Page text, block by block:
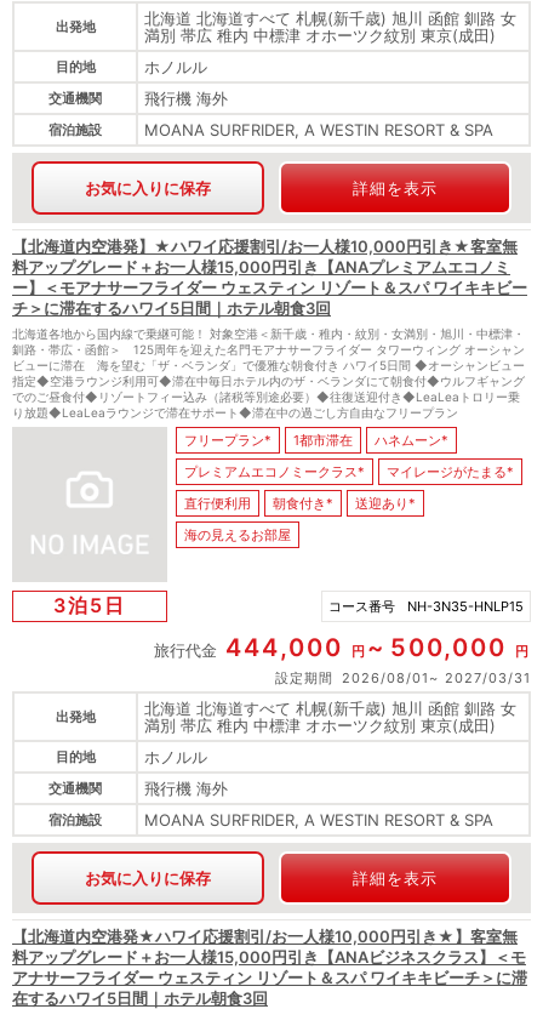
出発地
北海道 北海道すべて 札幌(新千歳) 旭川 函館 釧路 女
満別 帯広 稚内 中標津 オホーツク紋別 東京(成田)
目的地 ホノルル
交通機関 飛行機 海外
宿泊施設 MOANA SURFRIDER, A WESTIN RESORT & SPA
お気に入りに保存 詳細を表示
【北海道内空港発】★ハワイ応援割引/お一人様10,000円引き★客室無
料アップグレード＋お一人様15,000円引き【ANAプレミアムエコノミ
ー】＜モアナサーフライダー ウェスティン リゾート＆スパ ワイキキビー
チ＞に滞在するハワイ5日間｜ホテル朝食3回
北海道各地から国内線で乗継可能！ 対象空港＜新千歳・稚内・紋別・女満別・旭川・中標津・
釧路・帯広・函館＞ 125周年を迎えた名門モアナサーフライダー タワーウィング オーシャン
ビューに滞在 海を望む「ザ・ベランダ」で優雅な朝食付き ハワイ5日間 ◆オーシャンビュー
指定◆空港ラウンジ利用可◆滞在中毎日ホテル内のザ・ベランダにて朝食付◆ウルフギャング
でのご昼食付◆リゾートフィー込み（諸税等別途必要）◆往復送迎付き◆LeaLeaトロリー乗
り放題◆LeaLeaラウンジで滞在サポート◆滞在中の過ごし方自由なフリープラン
フリープラン* 1都市滞在
ハネムーン*
プレミアムエコノミークラス*
マイレージがたまる*
直行便利用
朝食付き*
送迎あり*
海の見えるお部屋
3泊5日 コース番号 NH-3N35-HNLP15
旅行代金 444,000 円 500,000
円
設定期間
2026/08/01 2027/03/31
出発地
北海道 北海道すべて 札幌(新千歳) 旭川 函館 釧路 女
満別 帯広 稚内 中標津 オホーツク紋別 東京(成田)
目的地 ホノルル
交通機関 飛行機 海外
宿泊施設 MOANA SURFRIDER, A WESTIN RESORT & SPA
お気に入りに保存 詳細を表示
【北海道内空港発★ハワイ応援割引/お一人様10,000円引き★】客室無
料アップグレード＋お一人様15,000円引き【ANAビジネスクラス】＜モ
アナサーフライダー ウェスティン リゾート＆スパ ワイキキビーチ＞に滞
在するハワイ5日間｜ホテル朝食3回